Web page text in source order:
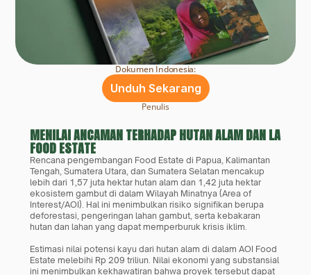
Dokumen Indonesia:
Unduh Sekarang
Penulis
MENILAI ANCAMAN TERHADAP HUTAN ALAM DAN LAHAN
FOOD ESTATE
Rencana pengembangan Food Estate di Papua, Kalimantan
Tengah, Sumatera Utara, dan Sumatera Selatan mencakup
lebih dari 1,57 juta hektar hutan alam dan 1,42 juta hektar
ekosistem gambut di dalam Wilayah Minatnya (Area of
Interest/AOI). Hal ini menimbulkan risiko signifikan berupa
deforestasi, pengeringan lahan gambut, serta kebakaran
hutan dan lahan yang dapat memperburuk krisis iklim.
Estimasi nilai potensi kayu dari hutan alam di dalam AOI Food
Estate melebihi Rp 209 triliun. Nilai ekonomi yang substansial
ini menimbulkan kekhawatiran bahwa proyek tersebut dapat